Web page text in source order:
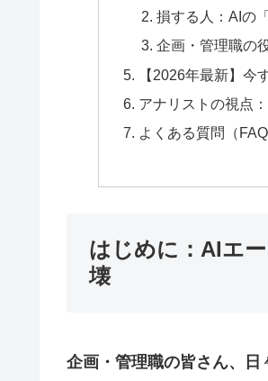
損する人：AIの
企画・管理職の
【2026年最新】
アナリストの視点
よくある質問（FAQ
はじめに：AIエ
壊
企画・管理職の皆さん、日